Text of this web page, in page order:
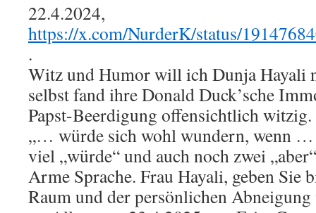
22.4.2024,
https://x.com/NurderK/status/
.
Witz und Humor will ich Dunja Hayali
selbst fand ihre Donald Duck’sche
Papst-Beerdigung offensichtlich
„… würde sich wohl wundern, wenn …
viel „würde“ und auch noch zwei
Arme Sprache. Frau Hayali, geben Sie
Raum und der persönlichen Abneigung